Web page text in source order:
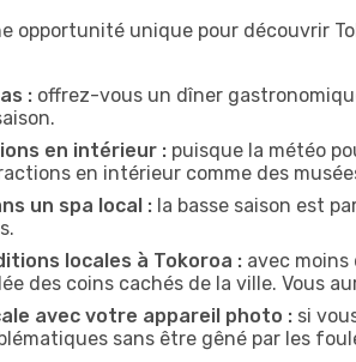
opportunité unique pour découvrir
: offrez-vous un dîner
en intérieur : puisque la météo
en intérieur comme des
un spa local : la basse saison est
locales à Tokoroa : avec
des coins cachés de la ville. Vous
avec votre appareil photo : si
sans être gêné par les